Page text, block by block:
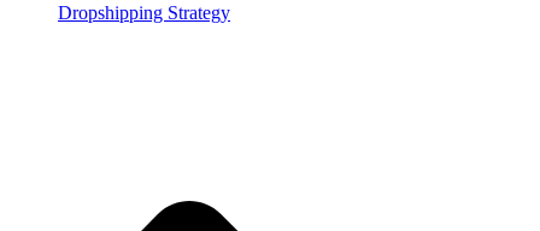
Dropshipping Strategy